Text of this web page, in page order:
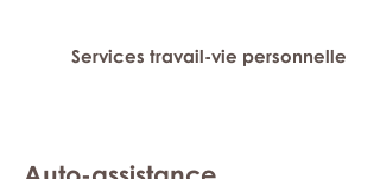
Services travail-vie personnelle